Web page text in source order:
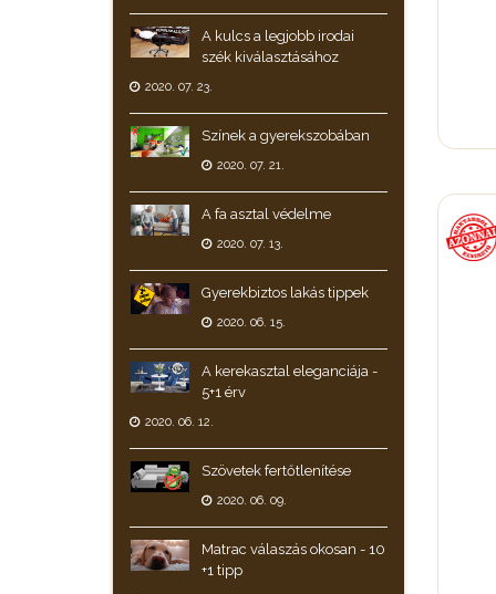
A kulcs a legjobb irodai
szék kiválasztásához
2020. 07. 23.
Színek a gyerekszobában
2020. 07. 21.
A fa asztal védelme
2020. 07. 13.
Gyerekbiztos lakás tippek
2020. 06. 15.
A kerekasztal eleganciája -
5+1 érv
2020. 06. 12.
Szövetek fertőtlenítése
2020. 06. 09.
Matrac válaszás okosan - 10
+1 tipp